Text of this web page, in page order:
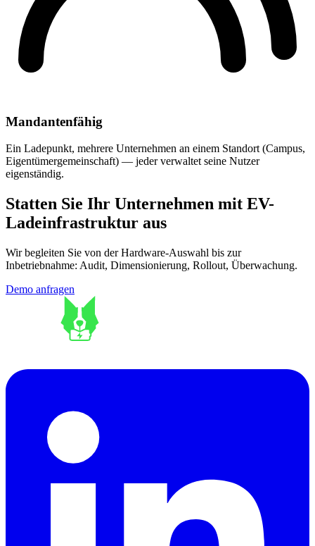
Mandantenfähig
Ein Ladepunkt, mehrere Unternehmen an einem Standort (Campus,
Eigentümergemeinschaft) — jeder verwaltet seine Nutzer
eigenständig.
Statten Sie Ihr Unternehmen mit EV-
Ladeinfrastruktur aus
Wir begleiten Sie von der Hardware-Auswahl bis zur
Inbetriebnahme: Audit, Dimensionierung, Rollout, Überwachung.
Demo anfragen